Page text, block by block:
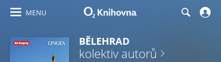
MENU
BĚLEHRAD
kolektiv autorů